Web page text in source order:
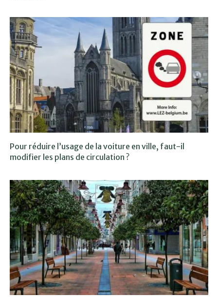
Pour réduire l’usage de la voiture en ville, faut-il
modifier les plans de circulation ?